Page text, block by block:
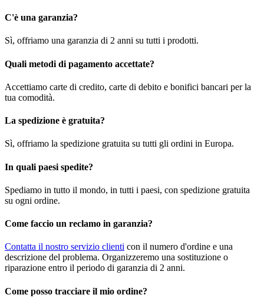
C'è una garanzia?
Sì, offriamo una garanzia di 2 anni su tutti i prodotti.
Quali metodi di pagamento accettate?
Accettiamo carte di credito, carte di debito e bonifici bancari per la
tua comodità.
La spedizione è gratuita?
Sì, offriamo la spedizione gratuita su tutti gli ordini in Europa.
In quali paesi spedite?
Spediamo in tutto il mondo, in tutti i paesi, con spedizione gratuita
su ogni ordine.
Come faccio un reclamo in garanzia?
Contatta il nostro servizio clienti con il numero d'ordine e una
descrizione del problema. Organizzeremo una sostituzione o
riparazione entro il periodo di garanzia di 2 anni.
Come posso tracciare il mio ordine?